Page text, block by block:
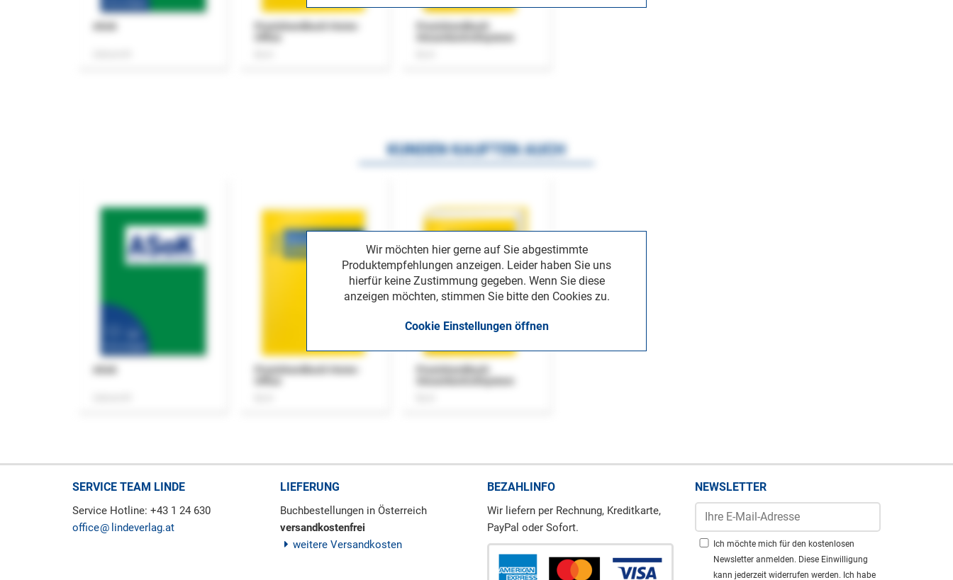
ASok
Praxishandbuch Home-
Praxishandbuch
Steuerkontrollsystem
Wir möchten hier gerne auf Sie abgestimmte
Produktempfehlungen anzeigen. Leider haben Sie uns
hierfür keine Zustimmung gegeben. Wenn Sie diese
anzeigen möchten, stimmen Sie bitte den Cookies zu.
Cookie Einstellungen öffnen
KUNDEN KAUFTEN AUCH
ASok
Praxishandbuch Home-
Praxishandbuch
Steuerkontrollsystem
SERVICE TEAM LINDE
Service Hotline: +43 1 24 630
office
lindeverlag.at
LIEFERUNG
Buchbestellungen in Österreich
versandkostenfrei
weitere Versandkosten
BEZAHLINFO
Wir liefern per Rechnung, Kreditkarte,
PayPal oder Sofort.
NEWSLETTER
Ich möchte mich für den kostenlosen
Newsletter anmelden. Diese Einwilligung
kann jederzeit widerrufen werden. Ich habe